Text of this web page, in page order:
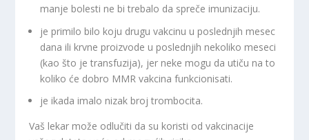
manje bolesti ne bi trebalo da spreče imunizaciju.
je primilo bilo koju drugu vakcinu u poslednjih mesec
dana ili krvne proizvode u poslednjih nekoliko meseci
(kao što je transfuzija), jer neke mogu da utiču na to
koliko će dobro MMR vakcina funkcionisati.
je ikada imalo nizak broj trombocita.
Vaš lekar može odlučiti da su koristi od vakcinacije